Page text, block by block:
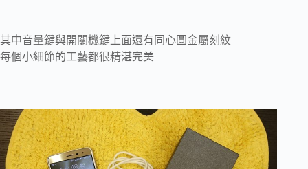
其中音量鍵與開關機鍵上面還有同心圓金屬刻紋
每個小細節的工藝都很精湛完美